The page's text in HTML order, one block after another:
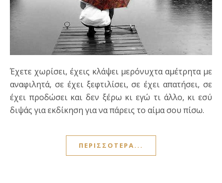
Έχετε χωρίσει, έχεις κλάψει μερόνυχτα αμέτρητα με
αναφιλητά, σε έχει ξεφτιλίσει, σε έχει απατήσει, σε
έχει προδώσει και δεν ξέρω κι εγώ τι άλλο, κι εσύ
διψάς για εκδίκηση για να πάρεις το αίμα σου πίσω.
ΠΕΡΙΣΣΌΤΕΡΑ...